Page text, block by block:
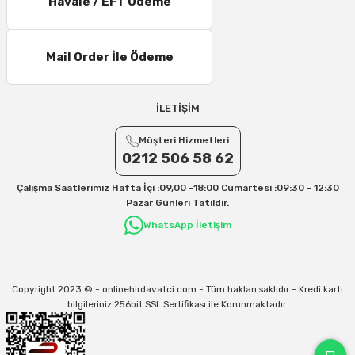
11 – 15 Desi/Kg= 245,50 TL- 347,40 TL
16 – 20 Desi/Kg= 307,50 TL- 371,80 TL
21 – 25 Desi/Kg= 357,90 TL-- 397,40 TL
Yurtiçi Kargo için 30 Desi sonrası her +1 Desi: 13 TL
Aras Kargo için 30 Desi sonrası her +1 Desi: 17 TL
Kargo ve teslimat süreçleriyle ilgili tüm sorularınız için bizimle iletişime
31/12/2026 Tarihine Kadar Geçerlidir
Mail Order İle Ödeme
İLETİŞİM
Müşteri Hizmetleri
0212 506 58 62
Çalışma Saatlerimiz Hafta İçi :09,00 -18:00 Cumartesi :09:30 - 12:30
Pazar Günleri Tatildir.
WhatsApp İletişim
Copyright 2023 © - onlinehirdavatci.com - Tüm hakları saklıdır - Kredi kartı
bilgileriniz 256bit SSL Sertifikası ile Korunmaktadır.